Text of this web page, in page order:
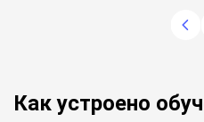
Как устроено